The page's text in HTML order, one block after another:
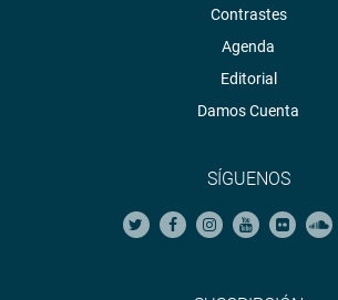
Contrastes
Agenda
Editorial
Damos Cuenta
SÍGUENOS